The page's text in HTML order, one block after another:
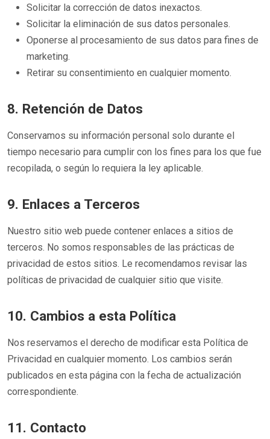
Solicitar la corrección de datos inexactos.
Solicitar la eliminación de sus datos personales.
Oponerse al procesamiento de sus datos para fines de
marketing.
Retirar su consentimiento en cualquier momento.
8. Retención de Datos
Conservamos su información personal solo durante el
tiempo necesario para cumplir con los fines para los que fue
recopilada, o según lo requiera la ley aplicable.
9. Enlaces a Terceros
Nuestro sitio web puede contener enlaces a sitios de
terceros. No somos responsables de las prácticas de
privacidad de estos sitios. Le recomendamos revisar las
políticas de privacidad de cualquier sitio que visite.
10. Cambios a esta Política
Nos reservamos el derecho de modificar esta Política de
Privacidad en cualquier momento. Los cambios serán
publicados en esta página con la fecha de actualización
correspondiente.
11. Contacto